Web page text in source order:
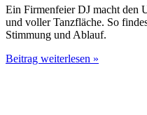
Ein Firmenfeier DJ macht den
und voller Tanzfläche. So
Stimmung und Ablauf.
Firmenfeier
Beitrag weiterlesen »